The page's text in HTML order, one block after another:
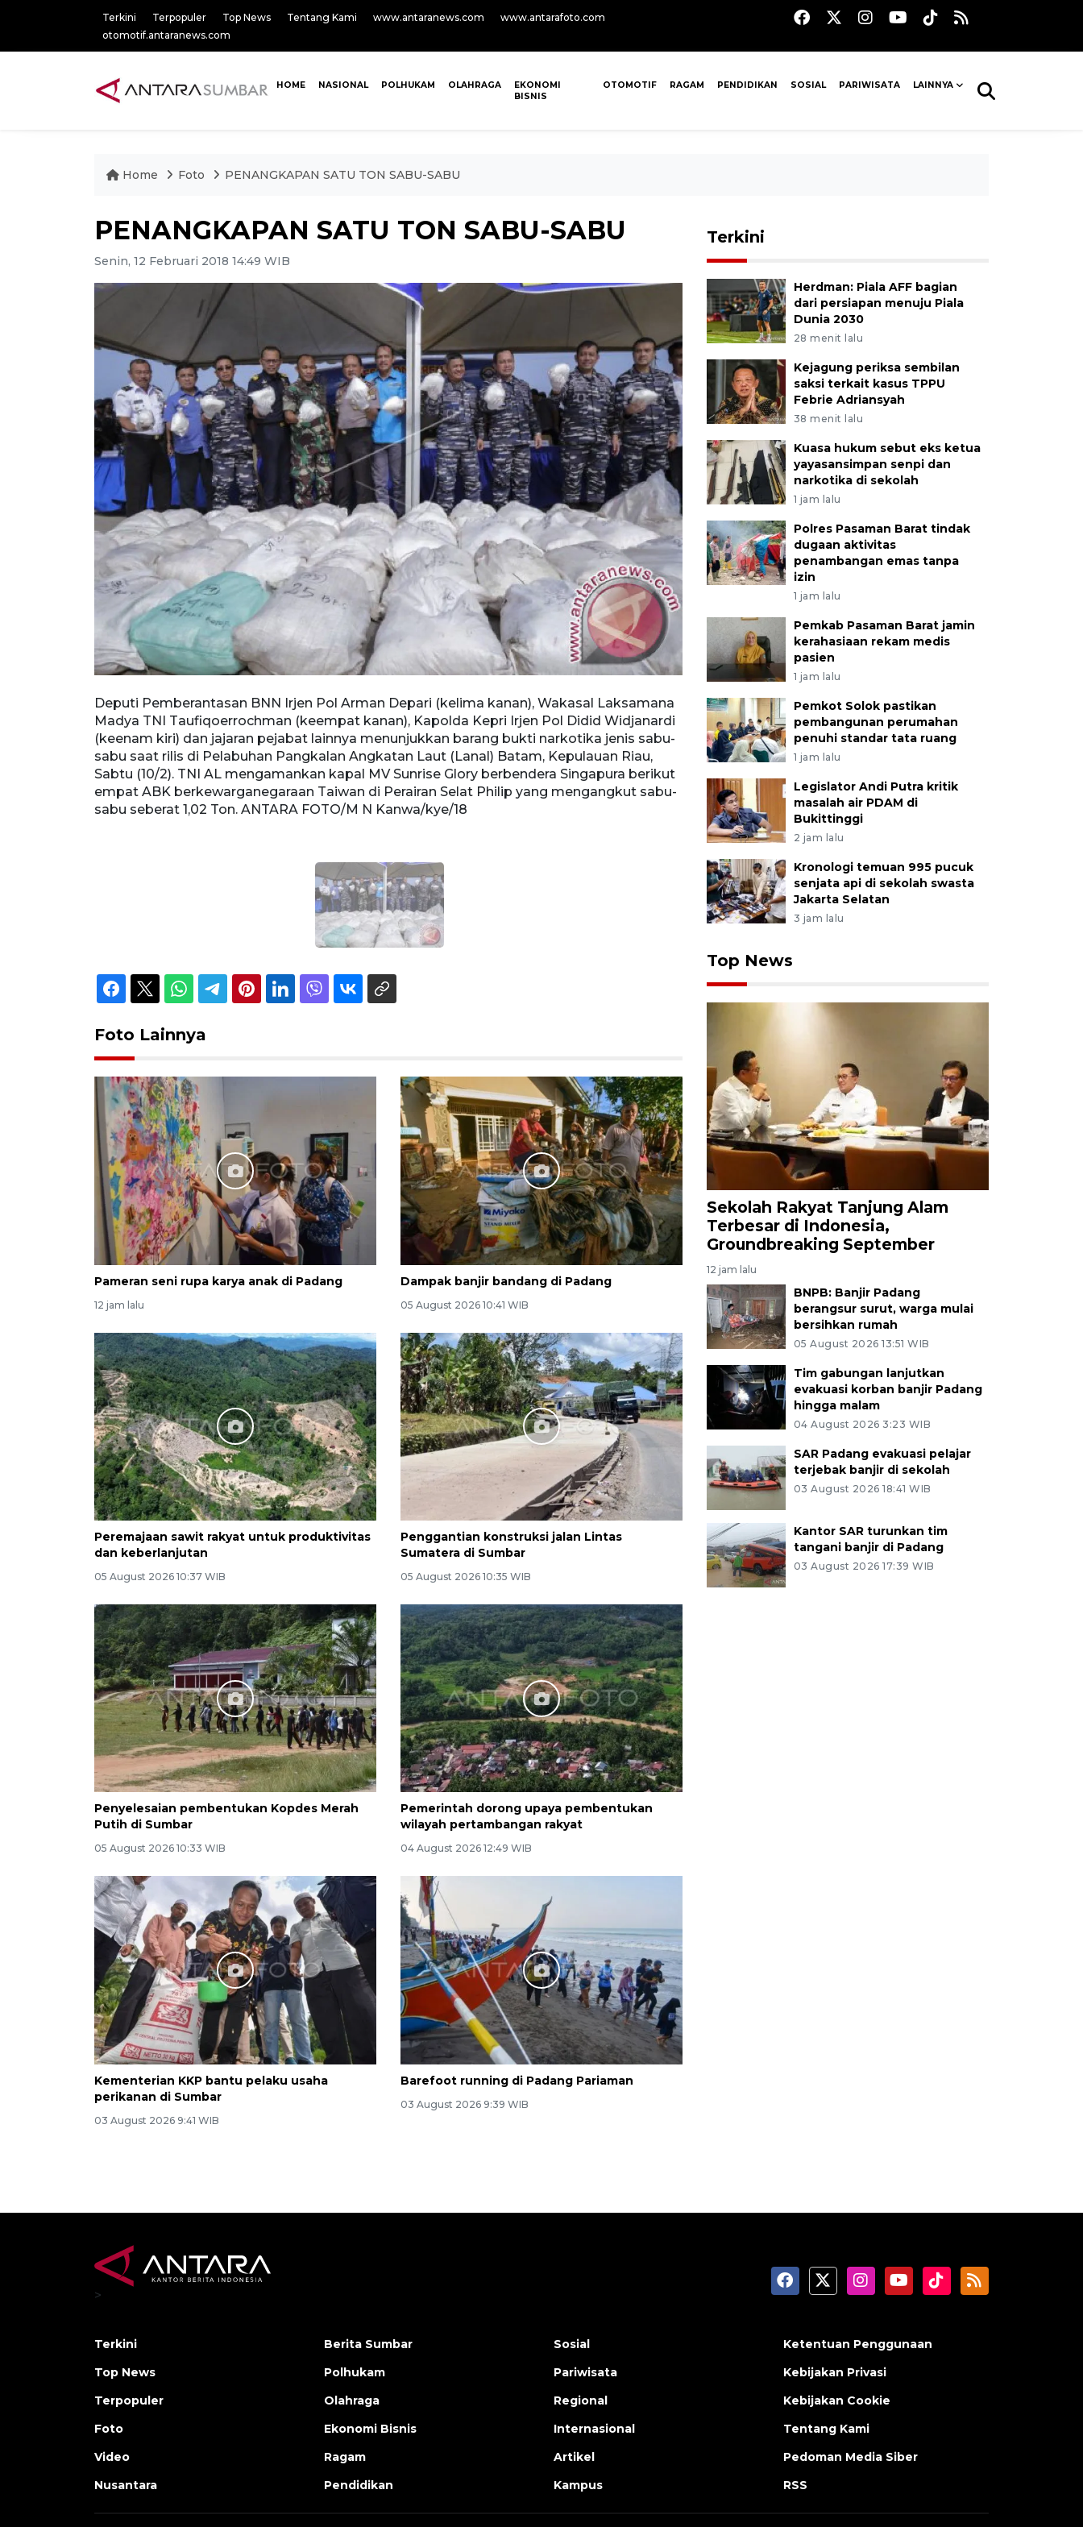
Terkini Terpopuler Top News Tentang Kami www.antaranews.com
www.antarafoto.com
otomotif.antaranews.com
HOME NASIONAL POLHUKAM OLAHRAGA
EKONOMI
BISNIS
OTOMOTIF RAGAM PENDIDIKAN SOSIAL PARIWISATA LAINNYA
Home Foto PENANGKAPAN SATU TON SABU-SABU
PENANGKAPAN SATU TON SABU-SABU
Senin, 12 Februari 2018 14:49 WIB
Deputi Pemberantasan BNN Irjen Pol Arman Depari (kelima kanan), Wakasal Laksamana
Madya TNI Taufiqoerrochman (keempat kanan), Kapolda Kepri Irjen Pol Didid Widjanardi
(keenam kiri) dan jajaran pejabat lainnya menunjukkan barang bukti narkotika jenis sabu-
sabu saat rilis di Pelabuhan Pangkalan Angkatan Laut (Lanal) Batam, Kepulauan Riau,
Sabtu (10/2). TNI AL mengamankan kapal MV Sunrise Glory berbendera Singapura berikut
empat ABK berkewarganegaraan Taiwan di Perairan Selat Philip yang mengangkut sabu-
sabu seberat 1,02 Ton. ANTARA FOTO/M N Kanwa/kye/18
Foto Lainnya
Pameran seni rupa karya anak di Padang
12 jam lalu
Dampak banjir bandang di Padang
05 August 2026 10:41 WIB
Peremajaan sawit rakyat untuk produktivitas
dan keberlanjutan
05 August 2026 10:37 WIB
Penggantian konstruksi jalan Lintas
Sumatera di Sumbar
05 August 2026 10:35 WIB
Penyelesaian pembentukan Kopdes Merah
Putih di Sumbar
05 August 2026 10:33 WIB
Pemerintah dorong upaya pembentukan
wilayah pertambangan rakyat
04 August 2026 12:49 WIB
Kementerian KKP bantu pelaku usaha
perikanan di Sumbar
03 August 2026 9:41 WIB
Barefoot running di Padang Pariaman
03 August 2026 9:39 WIB
Terkini
Herdman: Piala AFF bagian
dari persiapan menuju Piala
Dunia 2030
28 menit lalu
Kejagung periksa sembilan
saksi terkait kasus TPPU
Febrie Adriansyah
38 menit lalu
Kuasa hukum sebut eks ketua
yayasansimpan senpi dan
narkotika di sekolah
1 jam lalu
Polres Pasaman Barat tindak
dugaan aktivitas
penambangan emas tanpa
izin
1 jam lalu
Pemkab Pasaman Barat jamin
kerahasiaan rekam medis
pasien
1 jam lalu
Pemkot Solok pastikan
pembangunan perumahan
penuhi standar tata ruang
1 jam lalu
Legislator Andi Putra kritik
masalah air PDAM di
Bukittinggi
2 jam lalu
Kronologi temuan 995 pucuk
senjata api di sekolah swasta
Jakarta Selatan
3 jam lalu
Top News
Sekolah Rakyat Tanjung Alam
Terbesar di Indonesia,
Groundbreaking September
12 jam lalu
BNPB: Banjir Padang
berangsur surut, warga mulai
bersihkan rumah
05 August 2026 13:51 WIB
Tim gabungan lanjutkan
evakuasi korban banjir Padang
hingga malam
04 August 2026 3:23 WIB
SAR Padang evakuasi pelajar
terjebak banjir di sekolah
03 August 2026 18:41 WIB
Kantor SAR turunkan tim
tangani banjir di Padang
03 August 2026 17:39 WIB
>
Terkini
Top News
Terpopuler
Foto
Video
Nusantara
Berita Sumbar
Polhukam
Olahraga
Ekonomi Bisnis
Ragam
Pendidikan
Sosial
Pariwisata
Regional
Internasional
Artikel
Kampus
Ketentuan Penggunaan
Kebijakan Privasi
Kebijakan Cookie
Tentang Kami
Pedoman Media Siber
RSS